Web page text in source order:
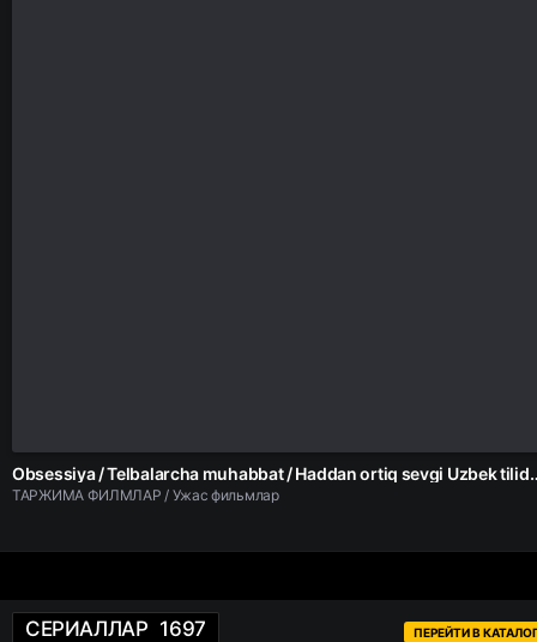
Obsessiya / Telbalarcha
ТАРЖИМА ФИЛМЛАР / Ужас фильмлар
СЕРИАЛЛАР 1697 ПЕРЕЙТИ В